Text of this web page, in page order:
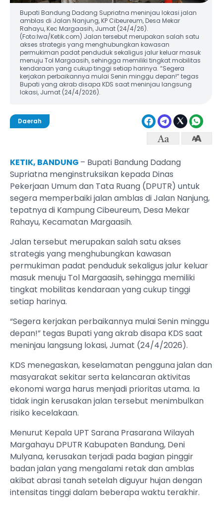
Bupati Bandung Dadang Supriatna meninjau lokasi jalan
amblas di Jalan Nanjung, KP Cibeureum, Desa Mekar
Rahayu, Kec Margaasih, Jumat (24/4/26).
(Foto:Iwa/Ketik.com) Jalan tersebut merupakan salah satu
akses strategis yang menghubungkan kawasan
permukiman padat penduduk sekaligus jalur keluar masuk
menuju Tol Margaasih, sehingga memiliki tingkat mobilitas
kendaraan yang cukup tinggi setiap harinya. “Segera
kerjakan perbaikannya mulai Senin minggu depan!” tegas
Bupati yang akrab disapa KDS saat meninjau langsung
lokasi, Jumat (24/4/2026).
Daerah
KETIK, BANDUNG – Bupati Bandung Dadang
Supriatna menginstruksikan kepada Dinas
Pekerjaan Umum dan Tata Ruang (DPUTR) untuk
segera memperbaiki jalan amblas di Jalan Nanjung,
tepatnya di Kampung Cibeureum, Desa Mekar
Rahayu, Kecamatan Margaasih.
Jalan tersebut merupakan salah satu akses
strategis yang menghubungkan kawasan
permukiman padat penduduk sekaligus jalur keluar
masuk menuju Tol Margaasih, sehingga memiliki
tingkat mobilitas kendaraan yang cukup tinggi
setiap harinya.
“Segera kerjakan perbaikannya mulai Senin minggu
depan!” tegas Bupati yang akrab disapa KDS saat
meninjau langsung lokasi, Jumat (24/4/2026).
KDS menegaskan, keselamatan pengguna jalan dan
masyarakat sekitar serta kelancaran aktivitas
ekonomi warga harus menjadi prioritas utama. Ia
tidak ingin kerusakan jalan tersebut menimbulkan
risiko kecelakaan.
Menurut Kepala UPT Sarana Prasarana Wilayah
Margahayu DPUTR Kabupaten Bandung, Deni
Mulyana, kerusakan terjadi pada bagian pinggir
badan jalan yang mengalami retak dan amblas
akibat abrasi tanah setelah diguyur hujan dengan
intensitas tinggi dalam beberapa waktu terakhir.